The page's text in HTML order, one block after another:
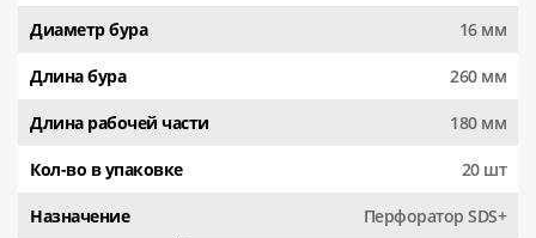
Диаметр бура 16 мм
Длина бура 260 мм
Длина рабочей части 180 мм
Кол-во в упаковке 20 шт
Назначение Перфоратор SDS+